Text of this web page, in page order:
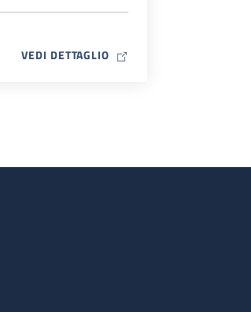
VEDI DETTAGLIO MAP ICON